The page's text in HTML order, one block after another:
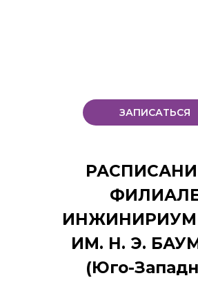
ЗАПИСАТЬСЯ
ИНЖИНИРИУМ
ИМ. Н. Э.
(Юго-